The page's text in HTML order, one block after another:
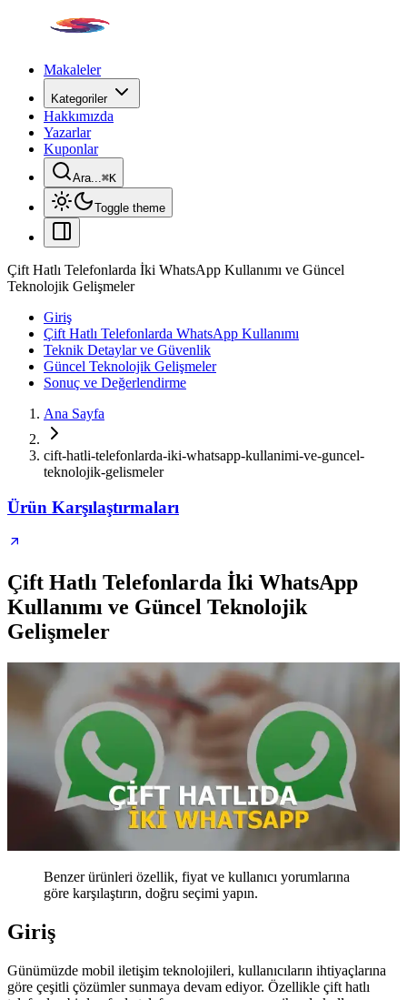
Makaleler
Kategoriler
Hakkımızda
Yazarlar
Kuponlar
Ara...⌘K
Toggle theme
Çift Hatlı Telefonlarda İki WhatsApp Kullanımı ve Güncel
Teknolojik Gelişmeler
Giriş
Çift Hatlı Telefonlarda WhatsApp Kullanımı
Teknik Detaylar ve Güvenlik
Güncel Teknolojik Gelişmeler
Sonuç ve Değerlendirme
Ana Sayfa
cift-hatli-telefonlarda-iki-whatsapp-kullanimi-ve-guncel-
teknolojik-gelismeler
Ürün Karşılaştırmaları
Çift Hatlı Telefonlarda İki WhatsApp
Kullanımı ve Güncel Teknolojik
Gelişmeler
Benzer ürünleri özellik, fiyat ve kullanıcı yorumlarına
göre karşılaştırın, doğru seçimi yapın.
Giriş
Günümüzde mobil iletişim teknolojileri, kullanıcıların ihtiyaçlarına
göre çeşitli çözümler sunmaya devam ediyor. Özellikle çift hatlı